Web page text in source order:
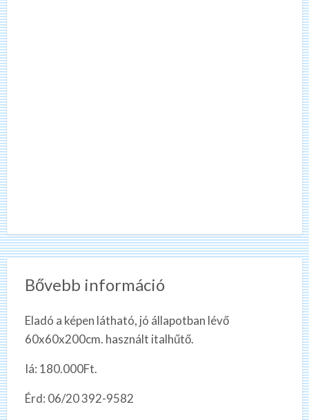
Bővebb információ
Eladó a képen látható, jó állapotban lévő
60x60x200cm. használt italhűtő.
Iá: 180.000Ft.
Érd: 06/20 392-9582